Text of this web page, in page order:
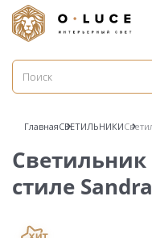
ГлавнаяСВЕТИЛЬНИКИ
Светильник
стиле